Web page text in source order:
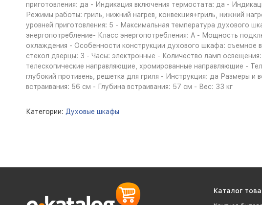
приготовления: да - Индикация включения термостата: да -
Режимы работы: гриль, нижний нагрев, конвекция+гриль, нижний
уровней приготовления: 5 - Максимальная температура духового
энергопотребление- Класс энергопотребления: A - Мощность
охлаждения - Особенности конструкции духового шкафа: съемное
стекол дверцы: 3 - Часы: электронные - Количество ламп
телескопические направляющие, хромированные направляющие -
глубокий противень, решетка для гриля - Инструкция: да
встраивания: 56 см - Глубина встраивания: 57 см - Вес: 33 кг
Категории: Духовые шкафы
Каталог